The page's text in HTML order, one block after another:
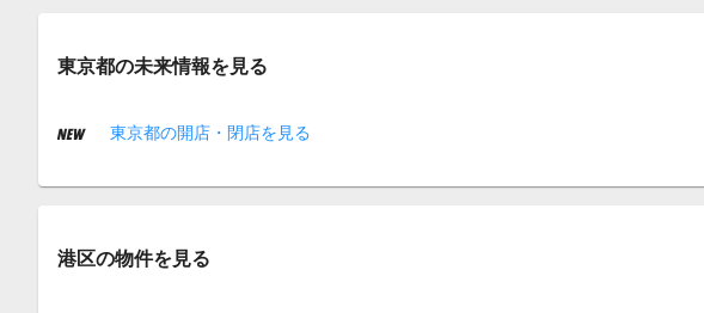
東京都の未来情報を見る
東京都の開店・閉店を見る
港区の物件を見る